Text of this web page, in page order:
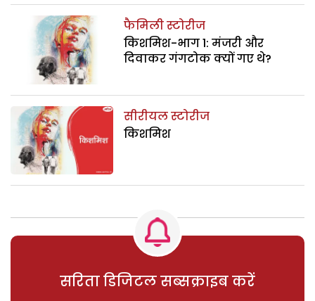
फैमिली स्टोरीज
किशमिश-भाग 1: मंजरी और
दिवाकर गंगटोक क्यों गए थे?
सीरीयल स्टोरीज
किशमिश
सरिता डिजिटल सब्सक्राइब करें